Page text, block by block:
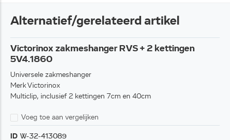
Alternatief/gerelateerd artikel
Victorinox zakmeshanger RVS + 2 kettingen
5V4.1860
Universele zakmeshanger
Merk Victorinox
Multiclip, inclusief 2 kettingen 7cm en 40cm
Voeg toe aan vergelijken
ID W-32-413089